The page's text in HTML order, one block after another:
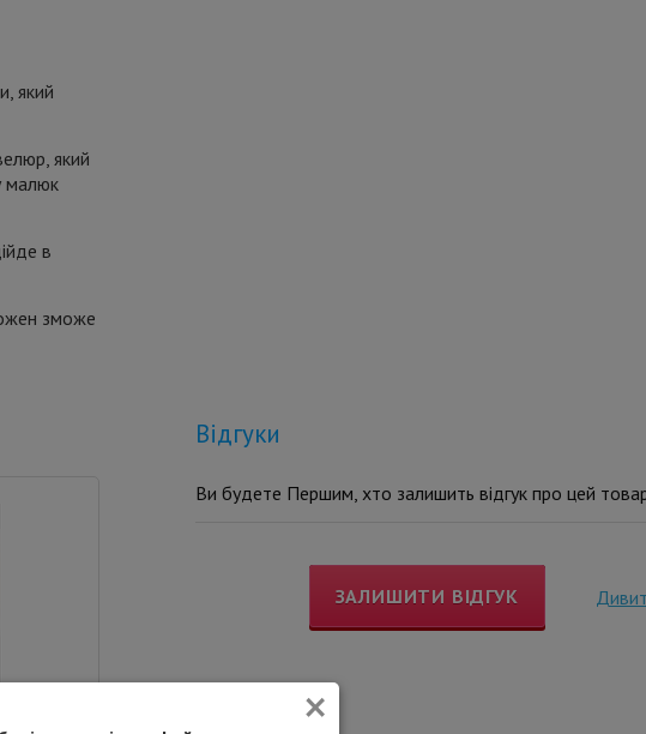
який
який
малюк
в
зможе
Відгуки
Ви будете Першим, хто залишить відгук про цей
ЗАЛИШИТИ ВІДГУК
×